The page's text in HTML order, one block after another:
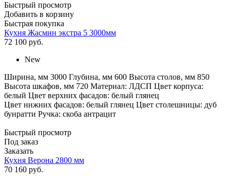
Быстрый просмотр
Добавить в корзину
Быстрая покупка
Кухня Жасмин экстра 5 3000мм
72 100 руб.
New
Ширина, мм 3000 Глубина, мм 600 Высота столов, мм 850
Высота шкафов, мм 720 Материал: ЛДСП Цвет корпуса:
белый Цвет верхних фасадов: белый глянец
Цвет нижних фасадов: белый глянец Цвет столешницы: дуб
бунратти Ручка: скоба антрацит
Быстрый просмотр
Под заказ
Заказать
Кухня Верона 2800 мм
70 160 руб.